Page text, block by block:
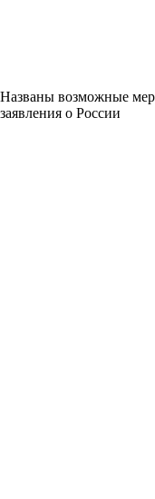
Названы возможные
заявления о России